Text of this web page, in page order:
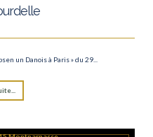
un Danois à Paris » du 29...